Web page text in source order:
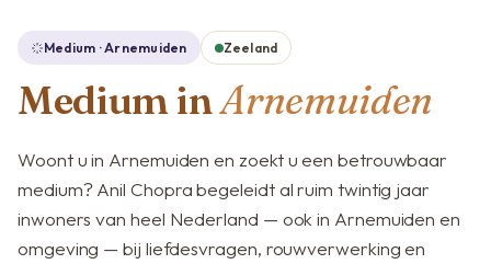
Medium · Arnemuiden Zeeland
Medium inArnemuiden
Woont u in Arnemuiden en zoekt u een betrouwbaar
medium? Anil Chopra begeleidt al ruim twintig jaar
inwoners van heel Nederland — ook in Arnemuiden en
omgeving — bij liefdesvragen, rouwverwerking en